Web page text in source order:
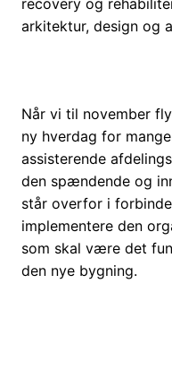
recovery og
arkitektur, design og
Når vi til november
ny hverdag for
assisterende
den spændende og
står overfor i
implementere den
som skal være det
den nye bygning.